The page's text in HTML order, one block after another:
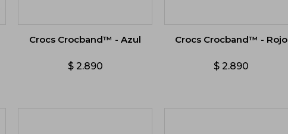
Crocs Crocband™ - Azul
$ 2.890
Crocs Crocband™ - Rojo
$ 2.890